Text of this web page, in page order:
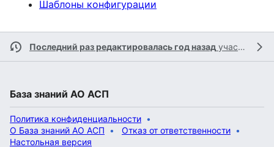
Шаблоны конфигурации
Последний раз редактировалась год назад участником
База знаний АО АСП
Политика конфиденциальности
О База знаний АО АСП
Отказ от ответственности
Настольная версия